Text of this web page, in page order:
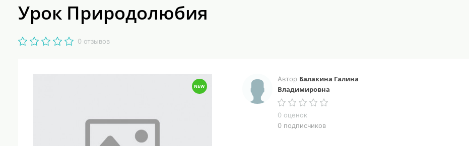
Урок Природолюбия
0 отзывов
Автор Балакина Галина
Владимировна
0 оценок
0 подписчиков